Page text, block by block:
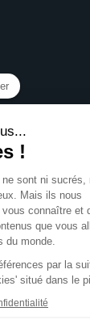
?
client
!
sont ni sucrés,
Mais ils nous
connaître et
que vous
du monde.
par la
situé dans le